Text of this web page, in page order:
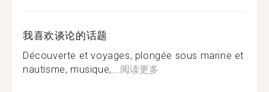
我喜欢谈论的话题
Découverte et voyages, plongée sous marine et
nautisme, musique,...阅读更多